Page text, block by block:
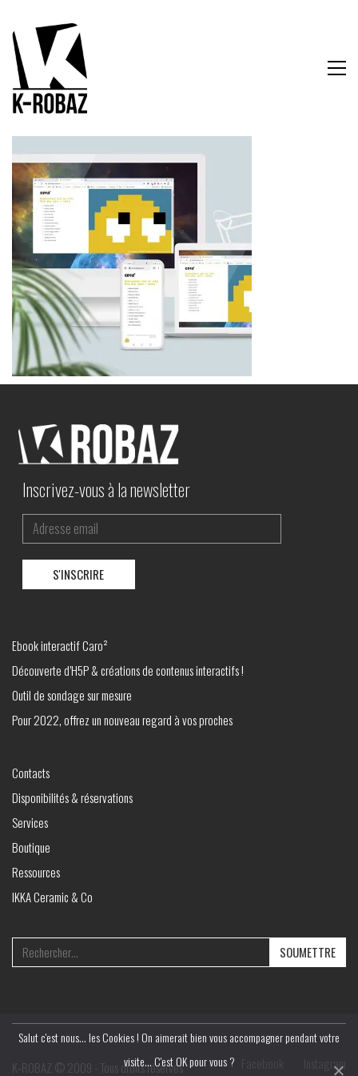
Inscrivez-vous à la newsletter
Ebook interactif Caro²
Découverte d’H5P & créations de contenus interactifs !
Outil de sondage sur mesure
Pour 2022, offrez un nouveau regard à vos proches
Contacts
Disponibilités & réservations
Services
Boutique
Ressources
IKKA Ceramic & Co
Search
for:
Instagram
K‑ROBAZ © 2009 - Tous droits réservés
Salut c'est nous... les Cookies ! On aimerait bien vous accompagner pendant votre
visite... C'est OK pour vous ?